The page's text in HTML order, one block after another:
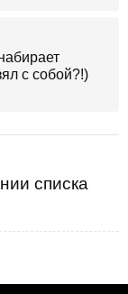
с собой?!)
списка